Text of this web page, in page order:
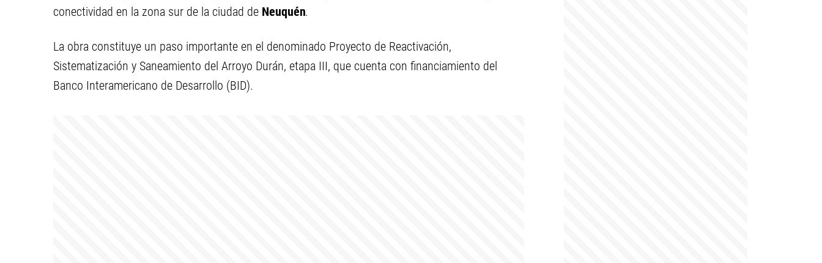
conectividad en la zona sur de la ciudad de Neuquén.
La obra constituye un paso importante en el denominado Proyecto de Reactivación,
Sistematización y Saneamiento del Arroyo Durán, etapa III, que cuenta con financiamiento del
Banco Interamericano de Desarrollo (BID).